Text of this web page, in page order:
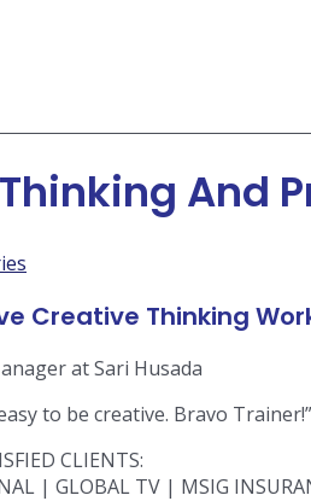
And
Creative Thinking
at Sari Husada
to be creative. Bravo
CLIENTS:
| GLOBAL TV | MSIG